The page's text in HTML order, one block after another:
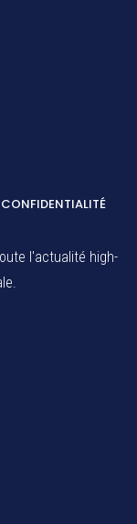
l'actualité high-